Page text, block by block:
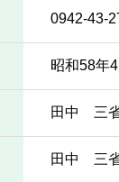
0942-43-
昭和58年4
田中 三
田中 三